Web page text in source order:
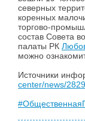
северных
коренных
торгово-
состав Совета
палаты РК
можно
Источники
center/news/